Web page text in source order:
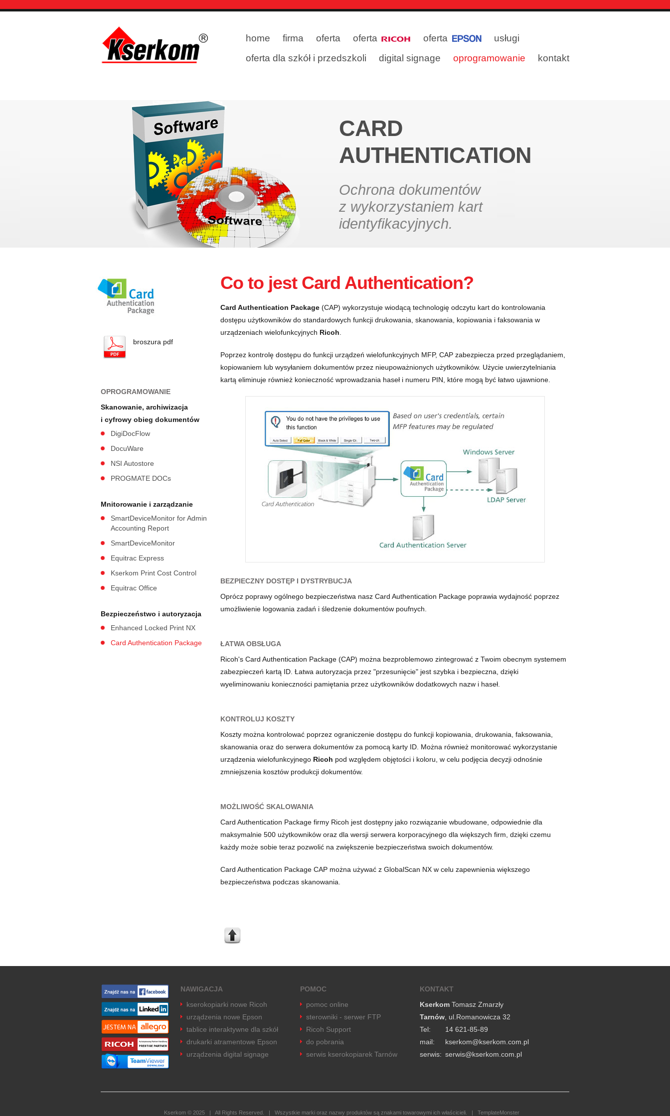
home firma oferta oferta oferta
usługi
oferta dla szkół i przedszkoli
digital signage oprogramowanie kontakt
CARD
AUTHENTICATION
Ochrona dokumentów
z wykorzystaniem kart
identyfikacyjnych.
broszura pdf
OPROGRAMOWANIE
Skanowanie, archiwizacja
i cyfrowy obieg dokumentów
DigiDocFlow
DocuWare
NSI Autostore
PROGMATE DOCs
Mnitorowanie i zarządzanie
SmartDeviceMonitor for Admin
Accounting Report
SmartDeviceMonitor
Equitrac Express
Kserkom Print Cost Control
Equitrac Office
Bezpieczeństwo i autoryzacja
Enhanced Locked Print NX
Card Authentication Package
Co to jest Card Authentication?
Card Authentication Package (CAP) wykorzystuje wiodącą technologię odczytu kart do kontrolowania
dostępu użytkowników do standardowych funkcji drukowania, skanowania, kopiowania i faksowania w
urządzeniach wielofunkcyjnych Ricoh
Poprzez kontrolę dostępu do funkcji urządzeń wielofunkcyjnych MFP, CAP zabezpiecza przed przeglądaniem,
kopiowaniem lub wysyłaniem dokumentów przez nieupoważnionych użytkowników. Użycie uwierzytelniania
kartą eliminuje również konieczność wprowadzania haseł i numeru PIN, które mogą być łatwo ujawnione.
BEZPIECZNY DOSTĘP I DYSTRYBUCJA
Oprócz poprawy ogólnego bezpieczeństwa nasz Card Authentication Package poprawia wydajność poprzez
umożliwienie logowania zadań i śledzenie dokumentów poufnych.
ŁATWA OBSŁUGA
Ricoh's Card Authentication Package (CAP) można bezproblemowo zintegrować z Twoim obecnym systemem
zabezpieczeń kartą ID. Łatwa autoryzacja przez "przesunięcie" jest szybka i bezpieczna, dzięki
wyeliminowaniu konieczności pamiętania przez użytkowników dodatkowych nazw i haseł.
KONTROLUJ KOSZTY
Koszty można kontrolować poprzez ograniczenie dostępu do funkcji kopiowania, drukowania, faksowania,
skanowania oraz do serwera dokumentów za pomocą karty ID. Można również monitorować wykorzystanie
urządzenia wielofunkcyjnego Ricoh pod względem objętości i koloru, w celu podjęcia decyzji odnośnie
zmniejszenia kosztów produkcji dokumentów.
MOŻLIWOŚĆ SKALOWANIA
Card Authentication Package firmy Ricoh jest dostępny jako rozwiązanie wbudowane, odpowiednie dla
maksymalnie 500 użytkowników oraz dla wersji serwera korporacyjnego dla większych firm, dzięki czemu
każdy może sobie teraz pozwolić na zwiększenie bezpieczeństwa swoich dokumentów.
Card Authentication Package CAP można używać z GlobalScan NX w celu zapewnienia większego
bezpieczeństwa podczas skanowania.
NAWIGACJA
kserokopiarki nowe Ricoh
urządzenia nowe Epson
tablice interaktywne dla szkół
drukarki atramentowe Epson
urządzenia digital signage
POMOC
pomoc online
sterowniki - serwer FTP
Ricoh Support
do pobrania
serwis kserokopiarek Tarnów
KONTAKT
KserkomTomasz Zmarzły
Tarnów, ul.Romanowicza 32
Tel:
14 621-85-89
mail:
lp.moc.mokresk@mokresk
serwis: lp.moc.mokresk@siwres
Kserkom © 2025 | All Rights Reserved. | Wszystkie marki oraz nazwy produktów są znakami towarowymi ich właścicieli. |TemplateMonster